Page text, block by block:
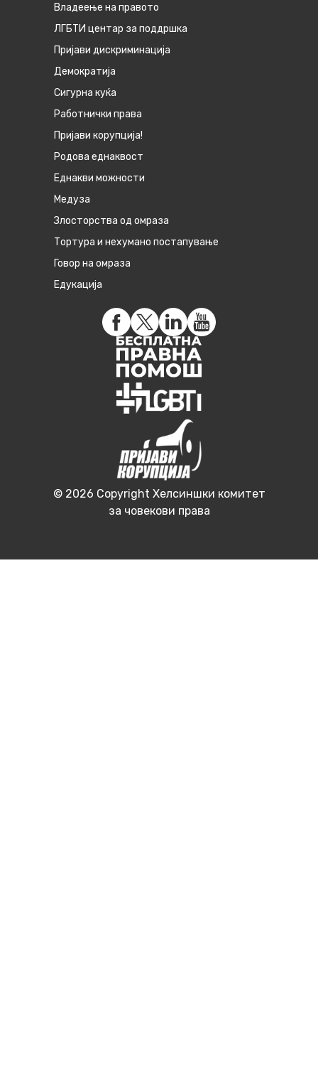
Владеење на правото
ЛГБТИ центар за поддршка
Пријави дискриминација
Демократија
Сигурна куќа
Работнички права
Пријави корупција!
Родова еднаквост
Eднакви можности
Медуза
Злосторства од омраза
Тортура и нехумано постапување
Говор на омраза
Едукација
© 2026 Copyright Хелсиншки комитет
за човекови права